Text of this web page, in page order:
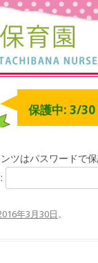
保護中: 3/30
ツはパスワードで
年3月30日。